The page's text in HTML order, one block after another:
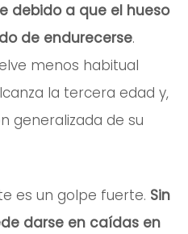
debido a que el hueso
de endurecerse.
menos habitual
la tercera edad y,
generalizada de su
es un golpe fuerte. Sin
darse en caídas en